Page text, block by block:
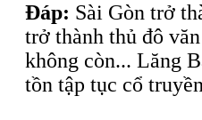
Đáp: Sài Gòn trở
trở thành thủ đô
không còn... Lăng
tồn tập tục cổ